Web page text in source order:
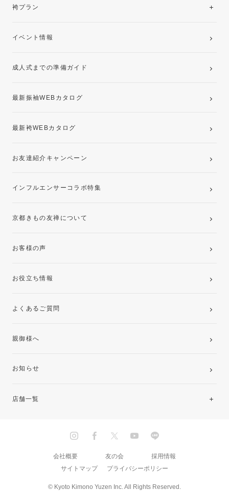
レンタルプラン
袴プラン
卒業袴レンタルプラン
イベント情報
成人式までの準備ガイド
最新振袖WEBカタログ
最新袴WEBカタログ
お友達紹介キャンペーン
インフルエンサーコラボ特集
京都きもの友禅について
お客様の声
お役立ち情報
よくあるご質問
親御様へ
お知らせ
店舗一覧
© Kyoto Kimono Yuzen Inc. All Rights Reserved.
会社概要 友の会
採用情報
サイトマップ
プライバシーポリシー